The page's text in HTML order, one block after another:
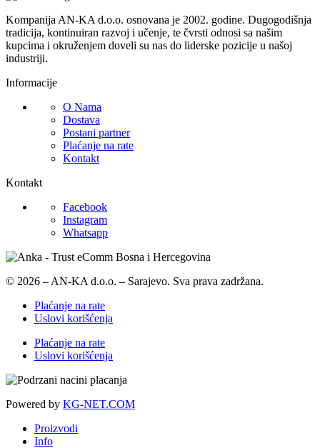
Kompanija AN-KA d.o.o. osnovana je 2002. godine. Dugogodišnja
tradicija, kontinuiran razvoj i učenje, te čvrsti odnosi sa našim
kupcima i okruženjem doveli su nas do liderske pozicije u našoj
industriji.
Informacije
O Nama
Dostava
Postani partner
Plaćanje na rate
Kontakt
Kontakt
Facebook
Instagram
Whatsapp
© 2026 – AN-KA d.o.o. – Sarajevo. Sva prava zadržana.
Plaćanje na rate
Uslovi korišćenja
Plaćanje na rate
Uslovi korišćenja
Powered by KG-NET.COM
Proizvodi
Info